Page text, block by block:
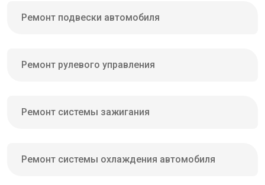
Ремонт подвески автомобиля
Ремонт рулевого управления
Ремонт системы зажигания
Ремонт системы охлаждения автомобиля